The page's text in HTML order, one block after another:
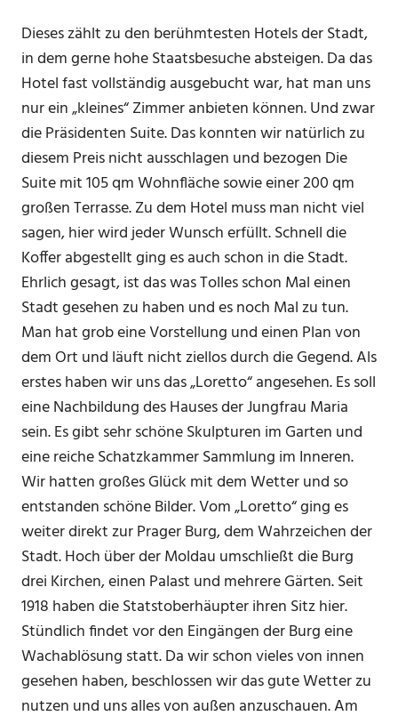
Dieses zählt zu den berühmtesten Hotels der Stadt,
in dem gerne hohe Staatsbesuche absteigen. Da das
Hotel fast vollständig ausgebucht war, hat man uns
nur ein „kleines“ Zimmer anbieten können. Und zwar
die Präsidenten Suite. Das konnten wir natürlich zu
diesem Preis nicht ausschlagen und bezogen Die
Suite mit 105 qm Wohnfläche sowie einer 200 qm
großen Terrasse. Zu dem Hotel muss man nicht viel
sagen, hier wird jeder Wunsch erfüllt. Schnell die
Koffer abgestellt ging es auch schon in die Stadt.
Ehrlich gesagt, ist das was Tolles schon Mal einen
Stadt gesehen zu haben und es noch Mal zu tun.
Man hat grob eine Vorstellung und einen Plan von
dem Ort und läuft nicht ziellos durch die Gegend. Als
erstes haben wir uns das „Loretto“ angesehen. Es soll
eine Nachbildung des Hauses der Jungfrau Maria
sein. Es gibt sehr schöne Skulpturen im Garten und
eine reiche Schatzkammer Sammlung im Inneren.
Wir hatten großes Glück mit dem Wetter und so
entstanden schöne Bilder. Vom „Loretto“ ging es
weiter direkt zur Prager Burg, dem Wahrzeichen der
Stadt. Hoch über der Moldau umschließt die Burg
drei Kirchen, einen Palast und mehrere Gärten. Seit
1918 haben die Statstoberhäupter ihren Sitz hier.
Stündlich findet vor den Eingängen der Burg eine
Wachablösung statt. Da wir schon vieles von innen
gesehen haben, beschlossen wir das gute Wetter zu
nutzen und uns alles von außen anzuschauen. Am